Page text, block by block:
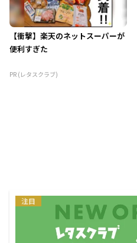
【衝撃】楽天のネットスーパーが
便利すぎた
PR (レタスクラブ)
注目